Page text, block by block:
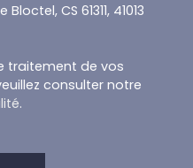
CS 61311, 41013
traitement de vos
consulter notre
.